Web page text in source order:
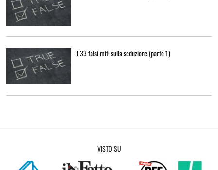
I 33 falsi miti sulla seduzione (parte 1)
VISTO SU